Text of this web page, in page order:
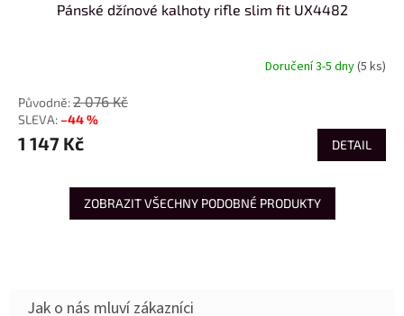
Pánské džínové kalhoty rifle slim fit UX4482
Doručení 3-5 dny(5 ks)
2 076 Kč
–44 %
1 147 Kč DETAIL
ZOBRAZIT VŠECHNY PODOBNÉ PRODUKTY